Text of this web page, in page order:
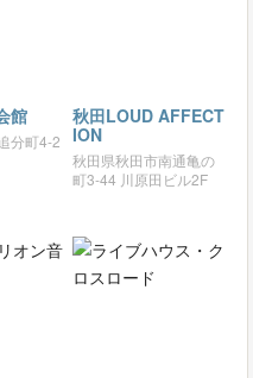
館
分町4-2
秋田LOUD AFFECT
ION
秋田県秋田市南通亀の
町3-44 川原田ビル2F